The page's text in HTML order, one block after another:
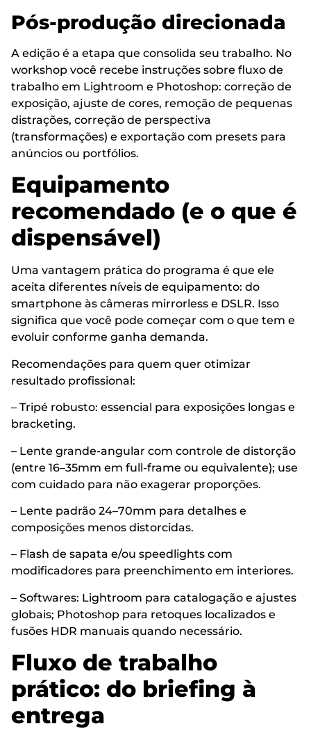
Pós-produção direcionada
A edição é a etapa que consolida seu trabalho. No
workshop você recebe instruções sobre fluxo de
trabalho em Lightroom e Photoshop: correção de
exposição, ajuste de cores, remoção de pequenas
distrações, correção de perspectiva
(transformações) e exportação com presets para
anúncios ou portfólios.
Equipamento
recomendado (e o que é
dispensável)
Uma vantagem prática do programa é que ele
aceita diferentes níveis de equipamento: do
smartphone às câmeras mirrorless e DSLR. Isso
significa que você pode começar com o que tem e
evoluir conforme ganha demanda.
Recomendações para quem quer otimizar
resultado profissional:
– Tripé robusto: essencial para exposições longas e
bracketing.
– Lente grande-angular com controle de distorção
(entre 16–35mm em full-frame ou equivalente); use
com cuidado para não exagerar proporções.
– Lente padrão 24–70mm para detalhes e
composições menos distorcidas.
– Flash de sapata e/ou speedlights com
modificadores para preenchimento em interiores.
– Softwares: Lightroom para catalogação e ajustes
globais; Photoshop para retoques localizados e
fusões HDR manuais quando necessário.
Fluxo de trabalho
prático: do briefing à
entrega